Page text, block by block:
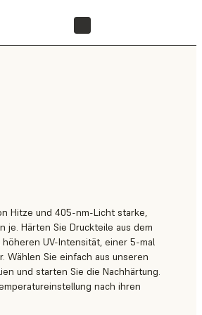
Hitze und 405-nm-Licht starke,
je. Härten Sie Druckteile aus dem
UV-Intensität, einer 5-mal
Wählen Sie einfach aus unseren
und starten Sie die Nachhärtung.
nach ihren